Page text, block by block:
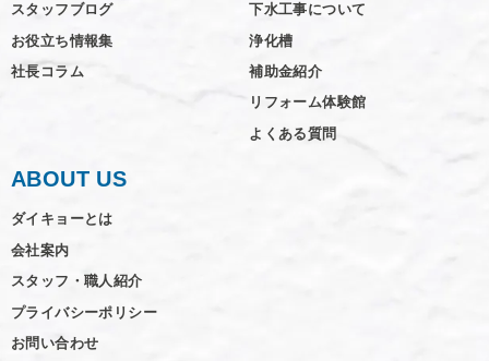
スタッフブログ
お役立ち情報集
社長コラム
下水工事について
浄化槽
補助金紹介
リフォーム体験館
よくある質問
ABOUT US
ダイキョーとは
会社案内
スタッフ・職人紹介
プライバシーポリシー
お問い合わせ